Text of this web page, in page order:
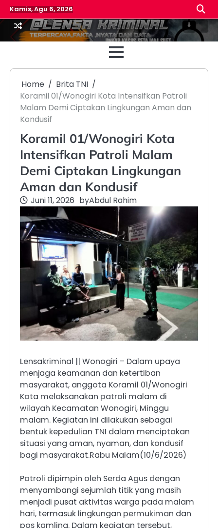
Skip
to
content
Kamis, Agu 6, 2026
Beranda
Home
Brita TNI
Koramil 01/Wonogiri Kota Intensifkan Patroli
Malam Demi Ciptakan Lingkungan Aman dan
Kondusif
Koramil 01/Wonogiri Kota
Intensifkan Patroli Malam
Demi Ciptakan Lingkungan
Aman dan Kondusif
Juni 11, 2026 byAbdul Rahim
Lensakriminal || Wonogiri – Dalam upaya
menjaga keamanan dan ketertiban
masyarakat, anggota Koramil 01/Wonogiri
Kota melaksanakan patroli malam di
wilayah Kecamatan Wonogiri, Minggu
malam. Kegiatan ini dilakukan sebagai
bentuk kepedulian TNI dalam menciptakan
situasi yang aman, nyaman, dan kondusif
bagi masyarakat.Rabu Malam(10/6/2026)
Patroli dipimpin oleh Serda Agus dengan
menyambangi sejumlah titik yang masih
menjadi pusat aktivitas warga pada malam
hari, termasuk lingkungan permukiman dan
pos kamling. Dalam kegiatan tersebut,